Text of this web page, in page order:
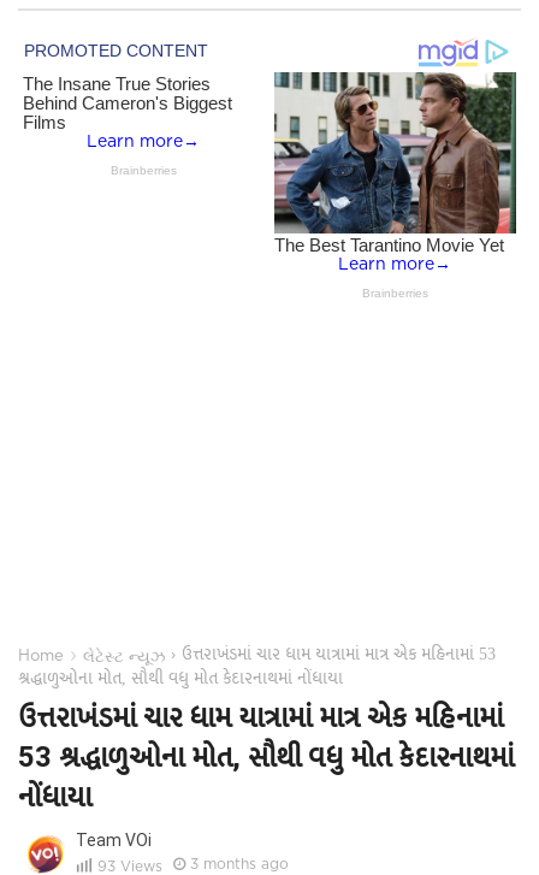
Home › લેટેસ્ટ ન્યૂઝ › ઉત્તરાખંડમાં ચાર ધામ યાત્રામાં માત્ર એક મહિનામાં 53
શ્રદ્ધાળુઓના મોત, સૌથી વધુ મોત કેદારનાથમાં નોંધાયા
ઉત્તરાખંડમાં ચાર ધામ યાત્રામાં માત્ર એક મહિનામાં
53 શ્રદ્ધાળુઓના મોત, સૌથી વધુ મોત કેદારનાથમાં
નોંધાયા
Team VOi
93 Views 3 months ago